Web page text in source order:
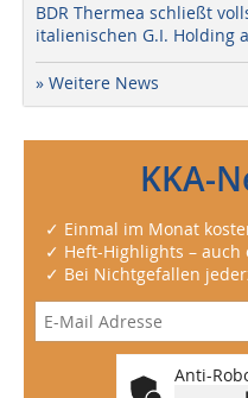
BDR Thermea schließt
italienischen G.I. Holding
» Weitere News
KKA-
✓ Einmal im Monat
✓ Heft-Highlights – auch
✓ Bei Nichtgefallen
Anti-